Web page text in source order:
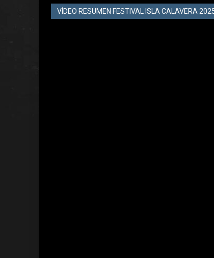
VÍDEO RESUMEN FESTIVAL ISLA CALAVERA